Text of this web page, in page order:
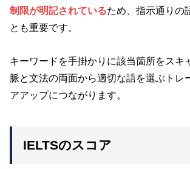
制限が明記されているため、指示通りの
とも重要です。
キーワードを手掛かりに該当箇所をスキ
脈と文法の両面から適切な語を選ぶトレ
アアップにつながります。
IELTSのスコア